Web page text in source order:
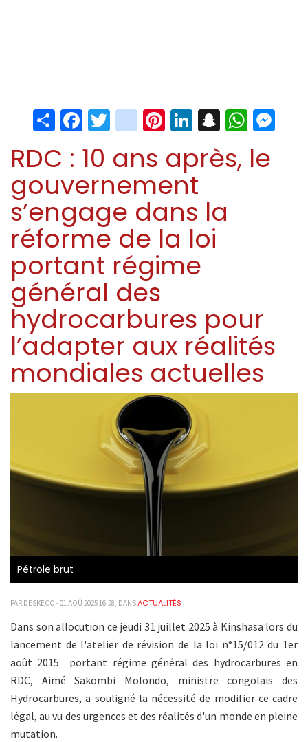
ShareFacebook
Twitter
instagram
Pinterest
LinkedIn
Snapchat
RDC : 10 ans après, le
gouvernement
s’engage dans la
réforme de la loi
portant régime
général des
hydrocarbures pour
l’adapter aux réalités
mondiales actuelles
Pétrole brut
PAR DESKECO - 01 AOÛ 2025 16:28, DANSACTUALITÉS
Dans son allocution ce jeudi 31 juillet 2025 à Kinshasa lors du
lancement de l'atelier de révision de la loi n°15/012 du 1er
août 2015 portant régime général des hydrocarbures en
RDC, Aimé Sakombi Molondo, ministre congolais des
Hydrocarbures, a souligné la nécessité de modifier ce cadre
légal, au vu des urgences et des réalités d'un monde en pleine
mutation.